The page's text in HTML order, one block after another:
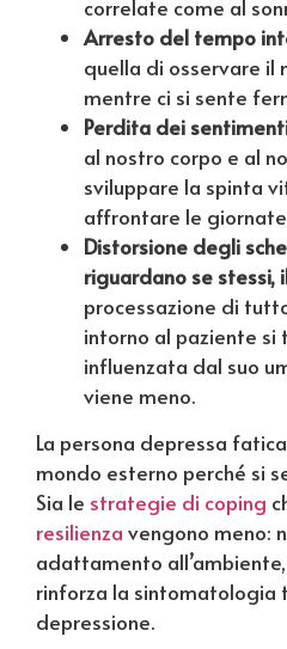
correlate come al
Arresto del tempo
quella di osservare il
mentre ci si sente
Perdita dei
al nostro corpo e al
sviluppare la spinta
affrontare le
Distorsione degli
riguardano se stessi,
processazione di
intorno al paziente si
influenzata dal suo
viene meno.
La persona depressa
mondo esterno perché si
Sia le strategie di coping
resilienza vengono meno:
adattamento
rinforza la sintomatologia
depressione.